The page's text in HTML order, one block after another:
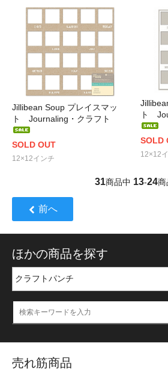
Jillibean Soup プレイスマッ
ト Journaling・クラフト
SOLD OUT
12×12インチ
ト
SOLD
12×12
31商品中 13-24商
前へ
ほかの商品を探す
売れ筋商品